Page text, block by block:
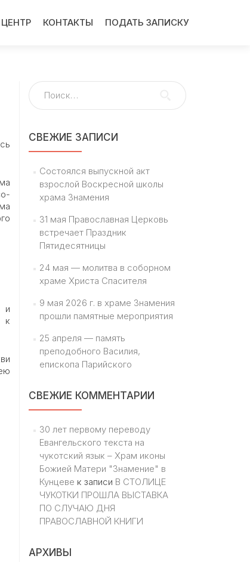
КОНТАКТЫ ПОДАТЬ ЗАПИСКУ
и
к
Найти:
СВЕЖИЕ ЗАПИСИ
Состоялся выпускной акт
взрослой Воскресной школы
храма Знамения
31 мая Православная Церковь
встречает Праздник
Пятидесятницы
24 мая — молитва в соборном
храме Христа Спасителя
9 мая 2026 г. в храме Знамения
прошли памятные мероприятия
25 апреля — память
преподобного Василия,
епископа Парийского
СВЕЖИЕ КОММЕНТАРИИ
30 лет первому переводу
Евангельского текста на
чукотский язык – Храм иконы
Божией Матери "Знамение" в
Кунцеве к записи В СТОЛИЦЕ
ЧУКОТКИ ПРОШЛА ВЫСТАВКА
ПО СЛУЧАЮ ДНЯ
ПРАВОСЛАВНОЙ КНИГИ
АРХИВЫ